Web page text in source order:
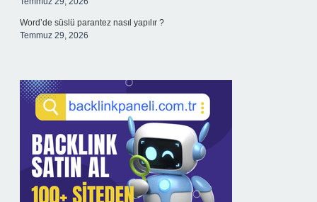
Word’de süslü parantez nasıl yapılır ?
Temmuz 29, 2026